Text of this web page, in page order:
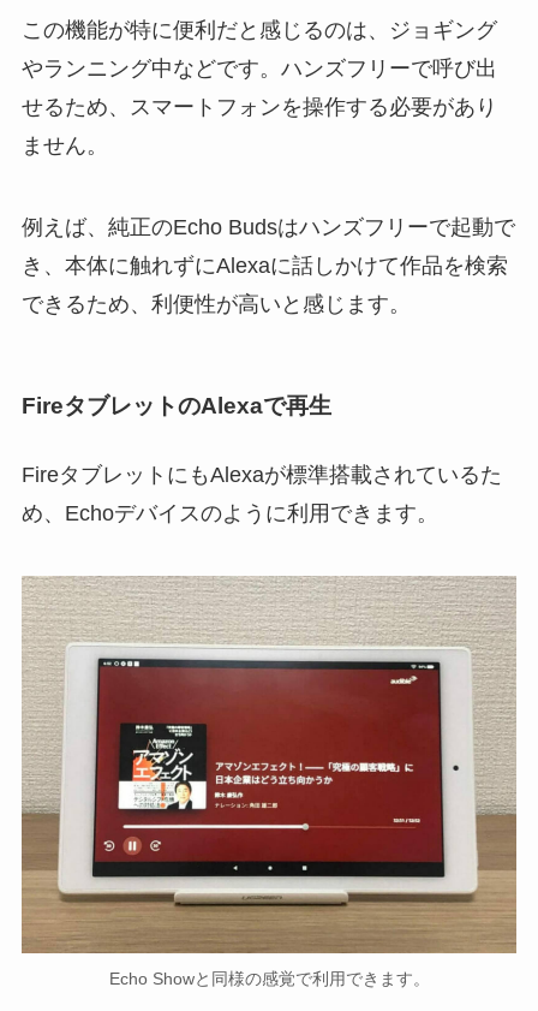
この機能が特に便利だと感じるのは、ジョギング
やランニング中などです。ハンズフリーで呼び出
せるため、スマートフォンを操作する必要があり
ません。
例えば、純正のEcho Budsはハンズフリーで起動で
き、本体に触れずにAlexaに話しかけて作品を検索
できるため、利便性が高いと感じます。
FireタブレットのAlexaで再生
FireタブレットにもAlexaが標準搭載されているた
め、Echoデバイスのように利用できます。
Echo Showと同様の感覚で利用できます。